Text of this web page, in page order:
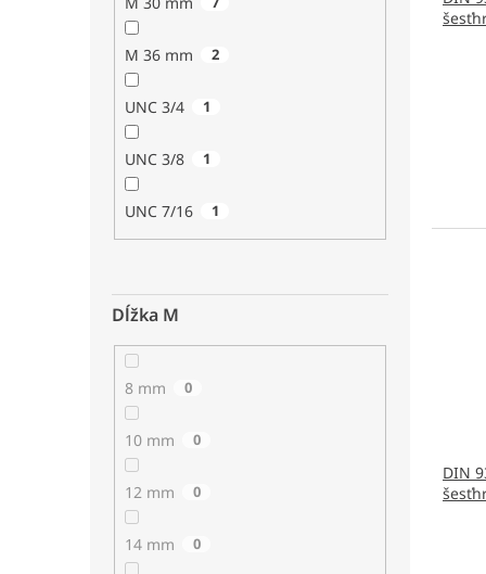
M 36 mm 2
UNC 3/4 1
UNC 3/8 1
UNC 7/16 1
Dĺžka M
8 mm 0
10 mm 0
12 mm 0
14 mm 0
DIN